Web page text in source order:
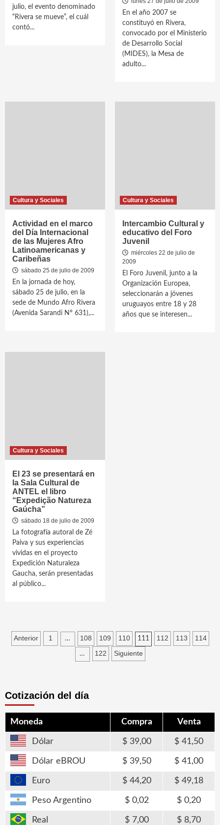
julio, el evento denominado
“Rivera se mueve”, el cuál
contó...
En el año 2007 se
constituyó en Rivera,
convocado por el Ministerio
de Desarrollo Social
(MIDES), la Mesa de
adulto...
Cultura y Sociales
Actividad en el marco
del Día Internacional
de las Mujeres Afro
Latinoamericanas y
Caribeñas
sábado 25 de julio de 2009
En la jornada de hoy,
sábado 25 de julio, en la
sede de Mundo Afro Rivera
(Avenida Sarandi Nº 631),...
Cultura y Sociales
Intercambio Cultural y
educativo del Foro
Juvenil
miércoles 22 de julio de
2009
El Foro Juvenil, junto a la
Organización Europea,
seleccionarán a jóvenes
uruguayos entre 18 y 28
años que se interesen...
Cultura y Sociales
El 23 se presentará en
la Sala Cultural de
ANTEL el libro
“Expedição Natureza
Gaúcha”
sábado 18 de julio de 2009
La fotografía autoral de Zé
Paiva y sus experiencias
vividas en el proyecto
Expedición Naturaleza
Gaucha, serán presentadas
al público...
Paginación
Anterior 1 … 108 109 110 111 112 113 114
… 122 Siguiente
Cotización del día
Moneda Compra Venta
Dólar 39,00 41,50
Dólar eBROU 39,50 41,00
Euro 44,20 49,18
Peso Argentino 0,02 0,20
Real 7,00 8,70